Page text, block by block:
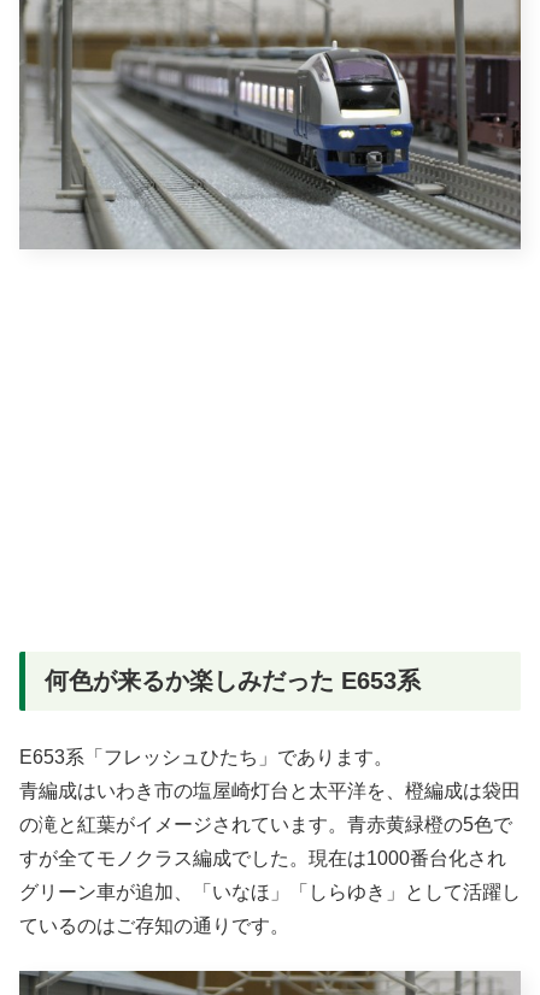
何色が来るか楽しみだった E653系
E653系「フレッシュひたち」であります。
青編成はいわき市の塩屋崎灯台と太平洋を、橙編成は袋田
の滝と紅葉がイメージされています。青赤黄緑橙の5色で
すが全てモノクラス編成でした。現在は1000番台化され
グリーン車が追加、「いなほ」「しらゆき」として活躍し
ているのはご存知の通りです。